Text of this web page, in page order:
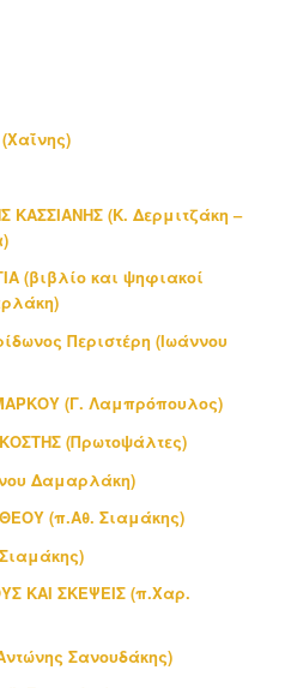
(Κ. Δερμιτζάκη –
(βιβλίο και ψηφιακοί
Περιστέρη (Ιωάννου
(Γ. Λαμπρόπουλος)
(Πρωτοψάλτες)
Δαμαρλάκη)
(π.Αθ. Σιαμάκης)
ΚΑΙ ΣΚΕΨΕΙΣ (π.Χαρ.
Σανουδάκης)